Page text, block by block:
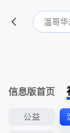
信息版首页
公益